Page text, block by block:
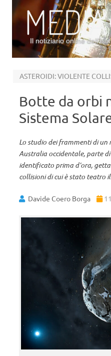
Il notiziario online
Botte da orbi
Sistema
Lo studio dei frammenti di
Australia occidentale, parte
identificato prima d’ora,
collisioni di cui è stato teatro
Davide Coero Borga